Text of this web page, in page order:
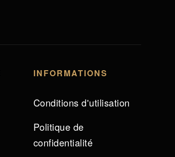
INFORMATIONS
Conditions d'utilisation
Politique de
confidentialité